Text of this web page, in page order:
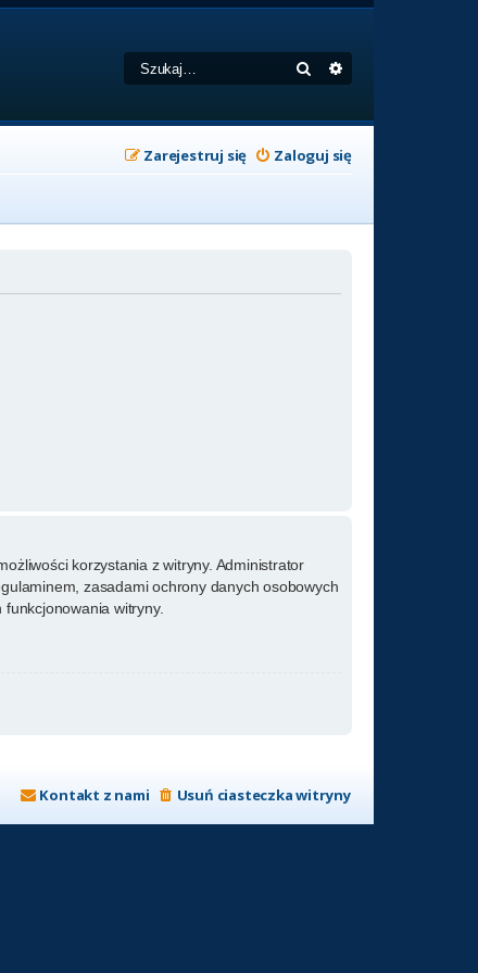
Szukaj
Zaloguj się
Zarejestruj się
korzystania z witryny. Administrator
zasadami ochrony danych osobowych
witryny.
Usuń ciasteczka witryny
Kontakt z nami